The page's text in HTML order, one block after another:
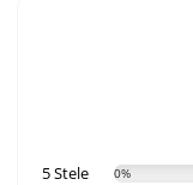
5 Stele
0%